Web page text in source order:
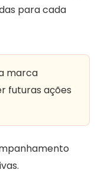
para cada
marca
futuras ações